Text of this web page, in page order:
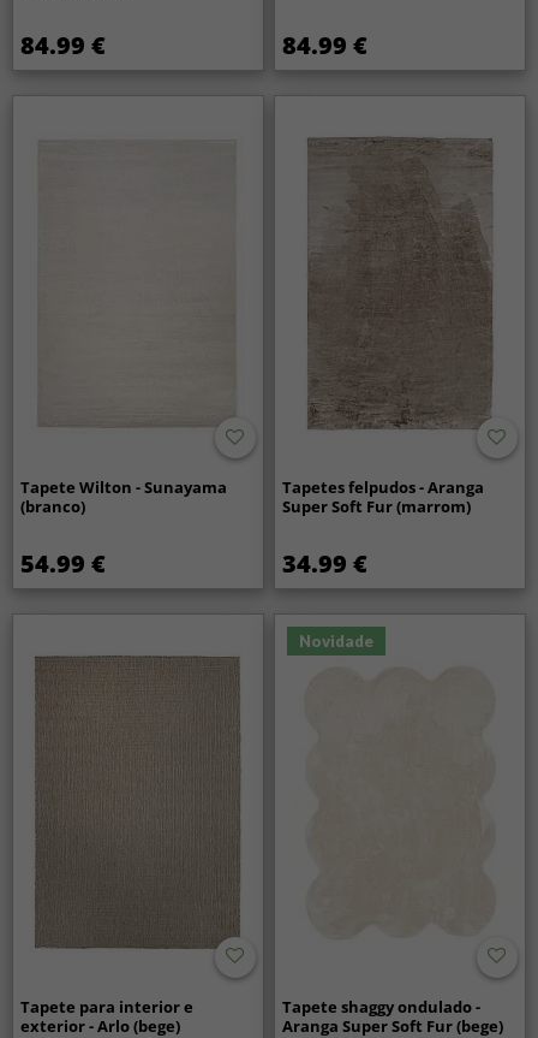
84.99 € 84.99 €
Tapete Wilton - Sunayama
(branco)
54.99 €
Tapetes felpudos - Aranga
Super Soft Fur (marrom)
34.99 €
Tapete para interior e
exterior - Arlo (bege)
Novidade
Tapete shaggy ondulado -
Aranga Super Soft Fur (bege)